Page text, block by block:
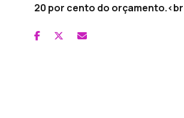
20 por cento do